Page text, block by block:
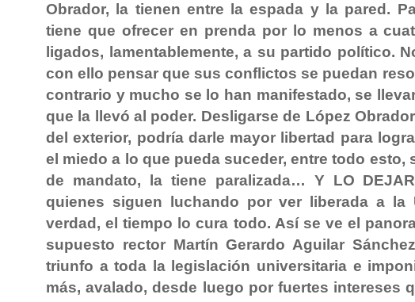
Obrador, la tienen entre la espada y la pared.
tiene que ofrecer en prenda por lo menos a
ligados, lamentablemente, a su partido político.
con ello pensar que sus conflictos se puedan
contrario y mucho se lo han manifestado, se
que la llevó al poder. Desligarse de López
del exterior, podría darle mayor libertad para
el miedo a lo que pueda suceder, entre todo
de mandato, la tiene paralizada… Y LO
quienes siguen luchando por ver liberada a la
verdad, el tiempo lo cura todo. Así se ve el
supuesto rector Martín Gerardo Aguilar
triunfo a toda la legislación universitaria e
más, avalado, desde luego por fuertes intereses